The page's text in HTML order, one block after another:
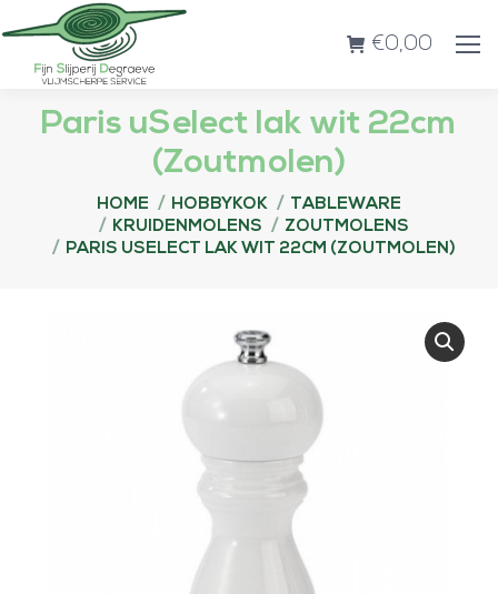
€0,00
Paris uSelect lak wit 22cm
(Zoutmolen)
Je bent hier:
HOME HOBBYKOK
TABLEWARE
KRUIDENMOLENS
ZOUTMOLENS
PARIS USELECT LAK WIT 22CM (ZOUTMOLEN)